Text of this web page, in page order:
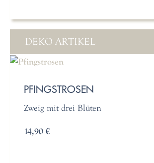
DEKO ARTIKEL
PFINGSTROSEN
Zweig mit drei Blüten
14,90 €